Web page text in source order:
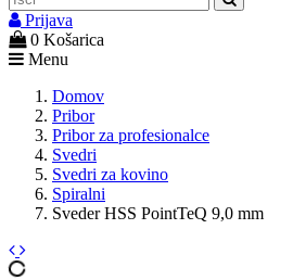
Prijava
0 Košarica
Menu
Domov
Pribor
Pribor za profesionalce
Svedri
Svedri za kovino
Spiralni
Sveder HSS PointTeQ 9,0 mm